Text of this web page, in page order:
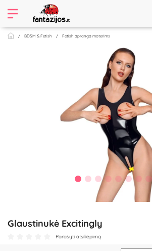
BDSM & Fetish Fetish apranga moterims
Glaustinukė Excitingly
Parašyti atsiliepimą